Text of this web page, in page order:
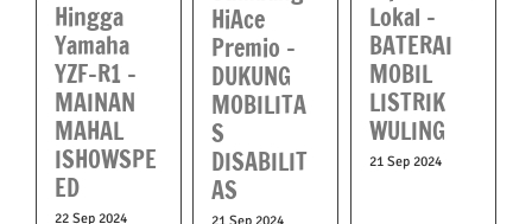
Hingga
Yamaha
YZF-R1 –
MAINAN
MAHAL
ISHOWSPE
ED
22 Sep 2024
HiAce
Premio –
DUKUNG
MOBILITA
S
DISABILIT
AS
Lokal –
BATERAI
MOBIL
LISTRIK
WULING
21 Sep 2024